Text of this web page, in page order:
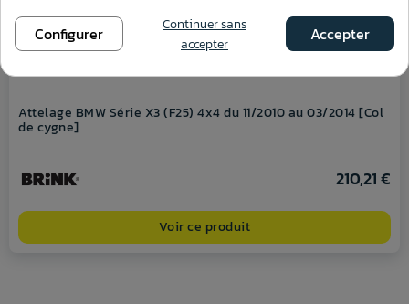
Attelage BMW Série X3 (F25) 4x4 du 11/2010 au 03/2014 [Col
de cygne]
210,21 €
Voir ce produit
Configurer
Continuer sans
accepter
Accepter